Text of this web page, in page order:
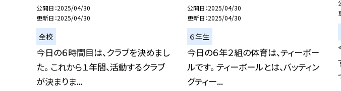
公開日 2025/04/30
更新日 2025/04/30
全校
今日の６時間目は、クラブを決めまし
た。 これから１年間、活動するクラブ
が決まりま...
公開日 2025/04/30
更新日 2025/04/30
６年生
今日の６年２組の体育は、ティーボー
ルです。 ティーボールとは、バッティン
グティー...